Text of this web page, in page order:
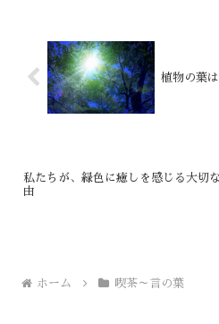
植物の葉
私たちが、緑色に癒しを感じる大切
由
ホーム 喫茶～言の葉